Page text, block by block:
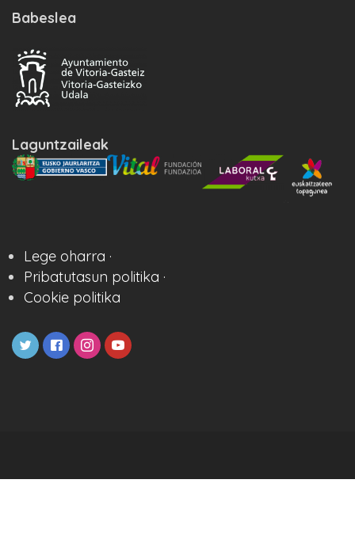
Babeslea
Laguntzaileak
Lege oharra ·
Pribatutasun politika ·
Cookie politika